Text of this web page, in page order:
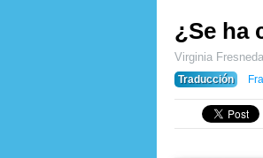
¿Se ha
Virginia Fresneda
Traducción